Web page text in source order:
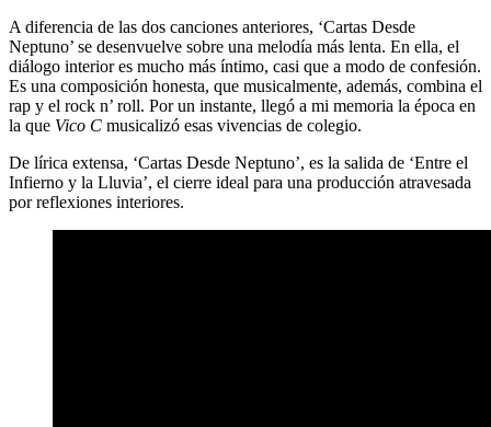
A diferencia de las dos canciones anteriores, ‘Cartas Desde
Neptuno’ se desenvuelve sobre una melodía más lenta. En ella, el
diálogo interior es mucho más íntimo, casi que a modo de confesión.
Es una composición honesta, que musicalmente, además, combina el
rap y el rock n’ roll. Por un instante, llegó a mi memoria la época en
la que Vico C musicalizó esas vivencias de colegio.
De lírica extensa, ‘Cartas Desde Neptuno’, es la salida de ‘Entre el
Infierno y la Lluvia’, el cierre ideal para una producción atravesada
por reflexiones interiores.